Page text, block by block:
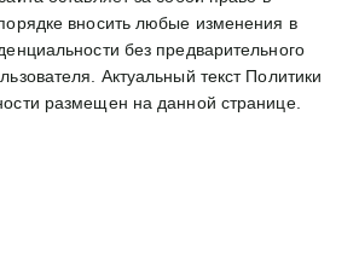
вносить любые изменения в
без предварительного
Актуальный текст Политики
размещен на данной странице.